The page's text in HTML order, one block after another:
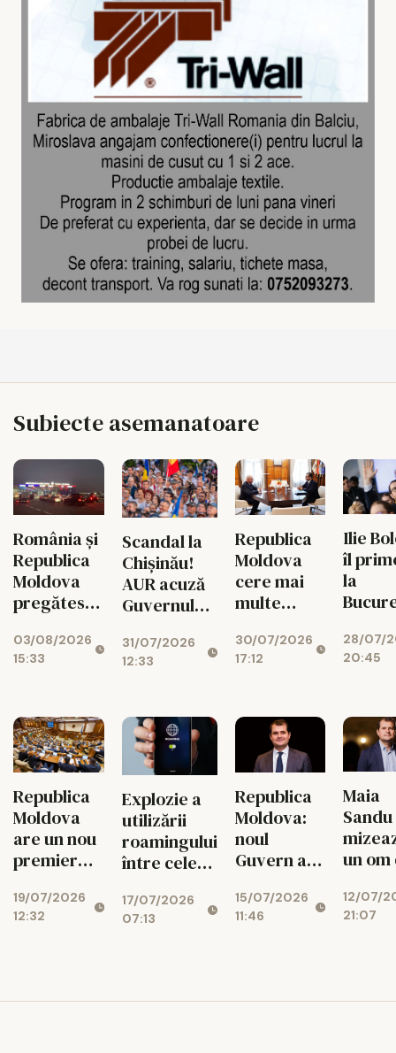
Subiecte asemanatoare
România și
Republica
Moldova
pregătesc
timpilor de
așteptare
03/08/2026
15:33
Scandal la
Chișinău!
AUR acuză
Guvernul
Moldova că
„taie” Ziua
Române
31/07/2026
12:33
Republica
Moldova
cere mai
multe
românești:
„Podurile
devină
poduri de
capital”
30/07/2026
17:12
Ilie
îl
la
la
28/07/
20:45
Republica
Moldova
are un nou
premier
19/07/2026
12:32
Explozie a
utilizării
roamingului
între cele
ale Prutului
17/07/2026
07:13
Republica
Moldova:
noul
Guvern ar
anunțat
vineri
15/07/2026
11:46
Maia
Sandu
un om
pentru
12/07/
21:07